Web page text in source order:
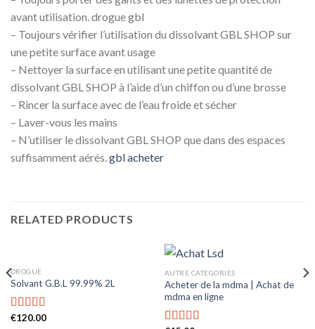
avant utilisation. drogue gbl
– Toujours vérifier l’utilisation du dissolvant GBL SHOP sur
une petite surface avant usage
– Nettoyer la surface en utilisant une petite quantité de
dissolvant GBL SHOP à l’aide d’un chiffon ou d’une brosse
– Rincer la surface avec de l’eau froide et sécher
– Laver-vous les mains
– N’utiliser le dissolvant GBL SHOP que dans des espaces
suffisamment aérés. gbl acheter
RELATED PRODUCTS
DROGUE
Solvant G.B.L 99.99% 2L
Rated
€120.00
AUTRE CATEGORIES
Acheter de la mdma | Achat de
mdma en ligne